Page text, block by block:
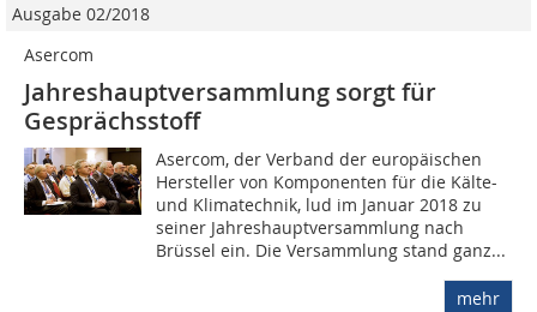
Ausgabe 02/2018
Asercom
Jahreshauptversammlung sorgt für
Gesprächsstoff
Asercom, der Verband der europäischen
Hersteller von Komponenten für die Kälte-
und Klimatechnik, lud im Januar 2018 zu
seiner Jahreshauptversammlung nach
Brüssel ein. Die Versammlung stand ganz...
mehr